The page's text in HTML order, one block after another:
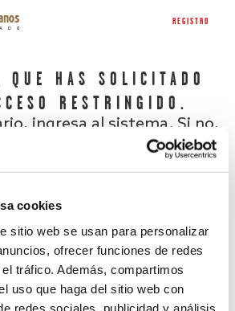
cookies
sitio web se usan para personalizar
ofrecer funciones de redes
tráfico. Además, compartimos
uso que haga del sitio web con
redes sociales, publicidad y análisis
REGISTRO
QUE HAS SOLICITADO
RESTRINGIDO.
ingresa al sistema. Si no,